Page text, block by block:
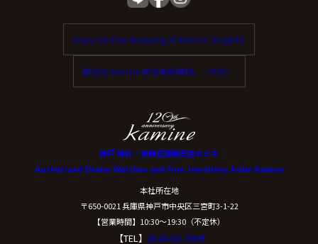
Enjoy tax-free shopping at Kamine. (English)
歡迎在 Kamine 享受免稅購物。（中文）
神戸 時計・宝飾正規販売店カミネ
Authorized Dealer Watches and Fine Jewellery, Kobe Kamine
本社所在地
〒650-0021 兵庫県神戸市中央区三宮町3-1-22
【営業時間】10:30〜19:30（不定休）
【TEL】 0120-02-7039